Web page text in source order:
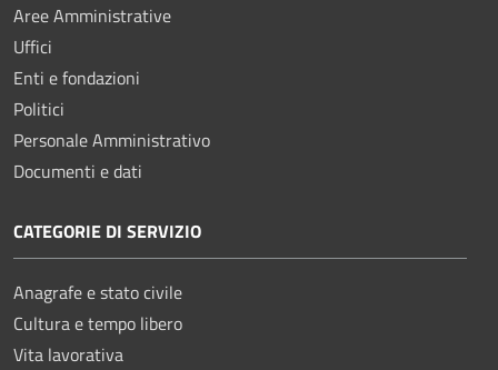
Aree Amministrative
Uffici
Enti e fondazioni
Politici
Personale Amministrativo
Documenti e dati
CATEGORIE DI SERVIZIO
Anagrafe e stato civile
Cultura e tempo libero
Vita lavorativa